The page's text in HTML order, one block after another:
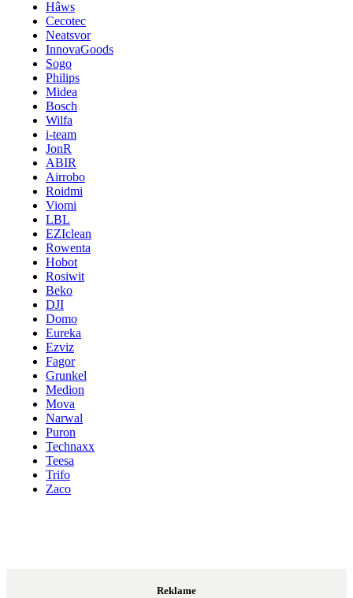
Hâws
Cecotec
Neatsvor
InnovaGoods
Sogo
Philips
Midea
Bosch
Wilfa
i-team
JonR
ABIR
Airrobo
Roidmi
Viomi
LBL
EZIclean
Rowenta
Hobot
Rosiwit
Beko
DJI
Domo
Eureka
Ezviz
Fagor
Grunkel
Medion
Mova
Narwal
Puron
Technaxx
Teesa
Trifo
Zaco
Reklame